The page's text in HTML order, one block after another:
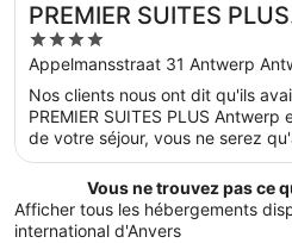
PREMIER SUITES PLUS
Antwerp
4
out
of
5
Appelmansstraat 31 Antwerp
Nos clients nous ont dit qu'ils
PREMIER SUITES PLUS
de votre séjour, vous ne serez
marche de Quartier des
hébergement, vous profiterez
comme l'accès Wi-Fi à Internet
oublier un centre de fitness.
Vous ne trouvez pas ce
Afficher tous les hébergements
international d'Anvers